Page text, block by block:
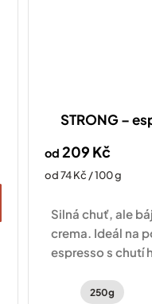
STRONG –
od 209 Kč
Měrná
od 74 Kč / 100 g
Silná chuť, ale
crema. Ideál na
espresso s chutí
jemným250g